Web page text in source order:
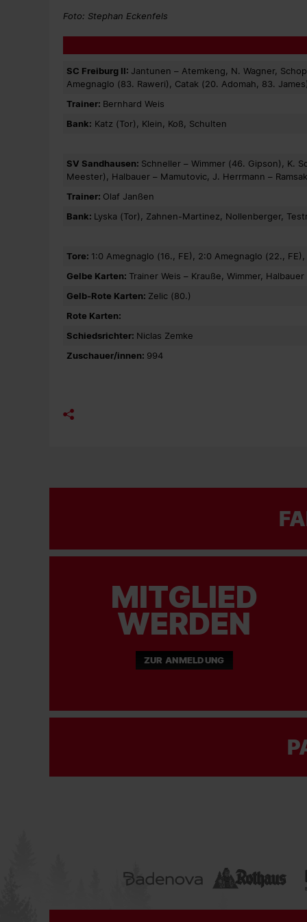
Foto: Stephan Eckenfels
SC Freiburg II: Jantunen – Atemkeng, N. Wagner,
Amegnaglo (83. Raweri), Catak (20. Adomah, 83.
Trainer: Bernhard Weis
Bank: Katz (Tor), Klein, Koß, Schulten
SV Sandhausen: Schneller – Wimmer (46. Gipson), K.
Meester), Halbauer – Mamutovic, J. Herrmann – Ramsak
Trainer: Olaf Janßen
Bank: Lyska (Tor), Zahnen-Martinez, Nollenberger,
Tore: 1:0 Amegnaglo (16., FE), 2:0 Amegnaglo (22.,
Gelbe Karten: Trainer Weis – Krauße, Wimmer, Halbauer
Gelb-Rote Karten: Zelic (80.)
Rote Karten:
Schiedsrichter: Niclas Zemke
Zuschauer/innen: 994
MITGLIED
WERDEN
ZUR ANMELDUNG